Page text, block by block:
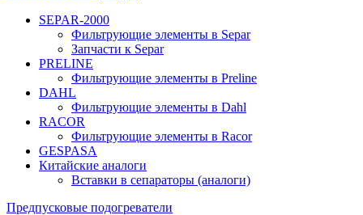
SEPAR-2000
Фильтрующие элементы в Separ
Запчасти к Separ
PRELINE
Фильтрующие элементы в Preline
DAHL
Фильтрующие элементы в Dahl
RACOR
Фильтрующие элементы в Racor
GESPASA
Китайские аналоги
Вставки в сепараторы (аналоги)
Предпусковые подогреватели